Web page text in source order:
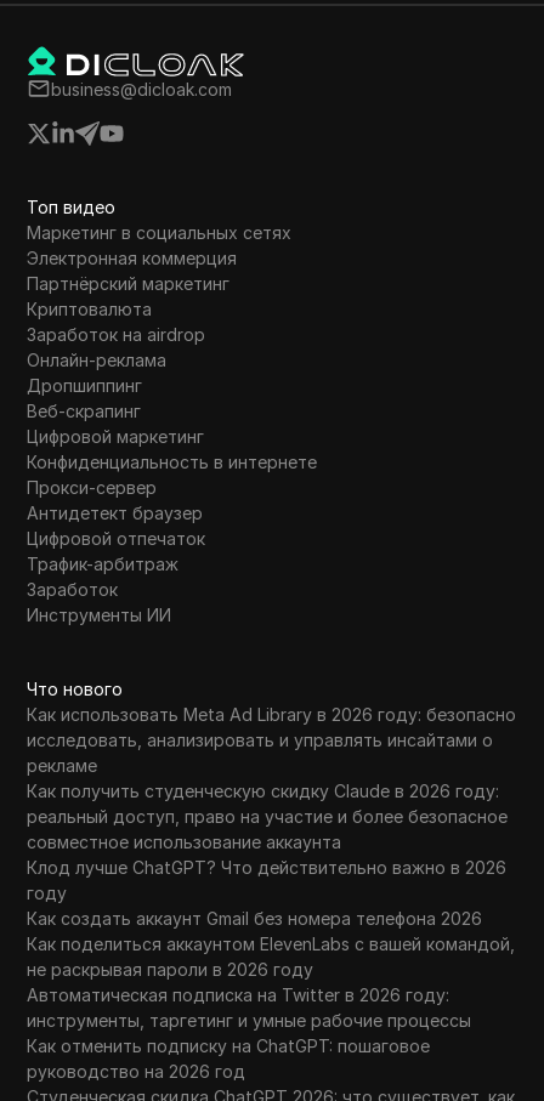
business@dicloak.com
Топ видео
Маркетинг в социальных сетях
Электронная коммерция
Партнёрский маркетинг
Криптовалюта
Заработок на airdrop
Онлайн-реклама
Дропшиппинг
Веб-скрапинг
Цифровой маркетинг
Конфиденциальность в интернете
Прокси-сервер
Антидетект браузер
Цифровой отпечаток
Трафик-арбитраж
Заработок
Инструменты ИИ
Что нового
Как использовать Meta Ad Library в 2026 году: безопасно
исследовать, анализировать и управлять инсайтами о
рекламе
Как получить студенческую скидку Claude в 2026 году:
реальный доступ, право на участие и более безопасное
совместное использование аккаунта
Клод лучше ChatGPT? Что действительно важно в 2026
году
Как создать аккаунт Gmail без номера телефона 2026
Как поделиться аккаунтом ElevenLabs с вашей командой,
не раскрывая пароли в 2026 году
Автоматическая подписка на Twitter в 2026 году:
инструменты, таргетинг и умные рабочие процессы
Как отменить подписку на ChatGPT: пошаговое
руководство на 2026 год
Студенческая скидка ChatGPT 2026: что существует, как